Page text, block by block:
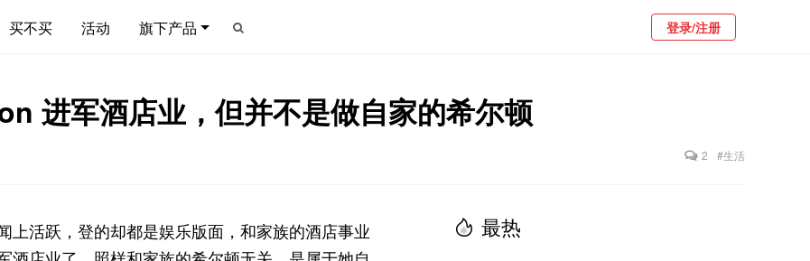
买不买 活动 旗下产品 登录/注册
进军酒店业，但并不是做自家的希尔顿
2 #生活
上活跃，登的却都是娱乐版面，和家族的酒店事业
最热